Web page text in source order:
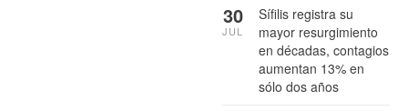
Sífilis registra su
mayor resurgimiento
en décadas, contagios
aumentan 13% en
sólo dos años
30
JUL